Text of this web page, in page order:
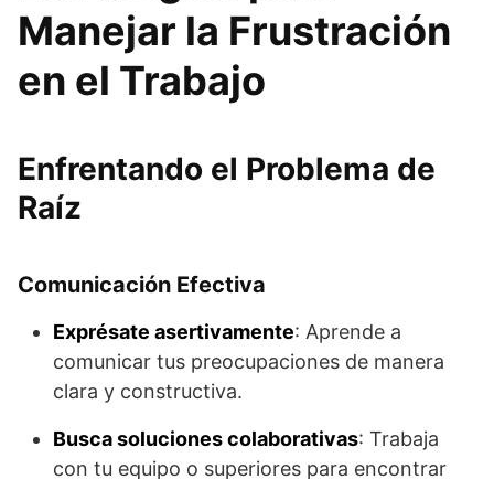
Manejar la Frustración
en el Trabajo
Enfrentando el Problema de
Raíz
Comunicación Efectiva
Exprésate asertivamente: Aprende a
comunicar tus preocupaciones de manera
clara y constructiva.
Busca soluciones colaborativas: Trabaja
con tu equipo o superiores para encontrar